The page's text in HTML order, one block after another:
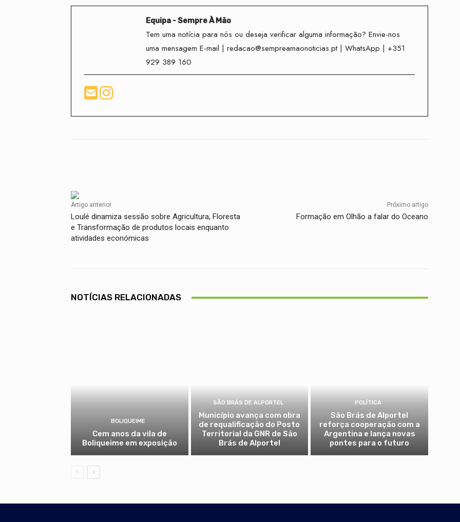
Equipa - Sempre À Mão
Tem uma notícia para nós ou deseja verificar alguma informação? Envie-nos
uma mensagem E-mail | redacao@sempreamaonoticias.pt | WhatsApp | +351
929 389 160
Artigo anterior
Loulé dinamiza sessão sobre Agricultura, Floresta
e Transformação de produtos locais enquanto
atividades económicas
Próximo artigo
Formação em Olhão a falar do Oceano
NOTÍCIAS RELACIONADAS
BOLIQUEIME
Cem anos da vila de
Boliqueime em exposição
SÃO BRÁS DE ALPORTEL
Município avança com obra
de requalificação do Posto
Territorial da GNR de São
Brás de Alportel
POLÍTICA
São Brás de Alportel
reforça cooperação com a
Argentina e lança novas
pontes para o futuro